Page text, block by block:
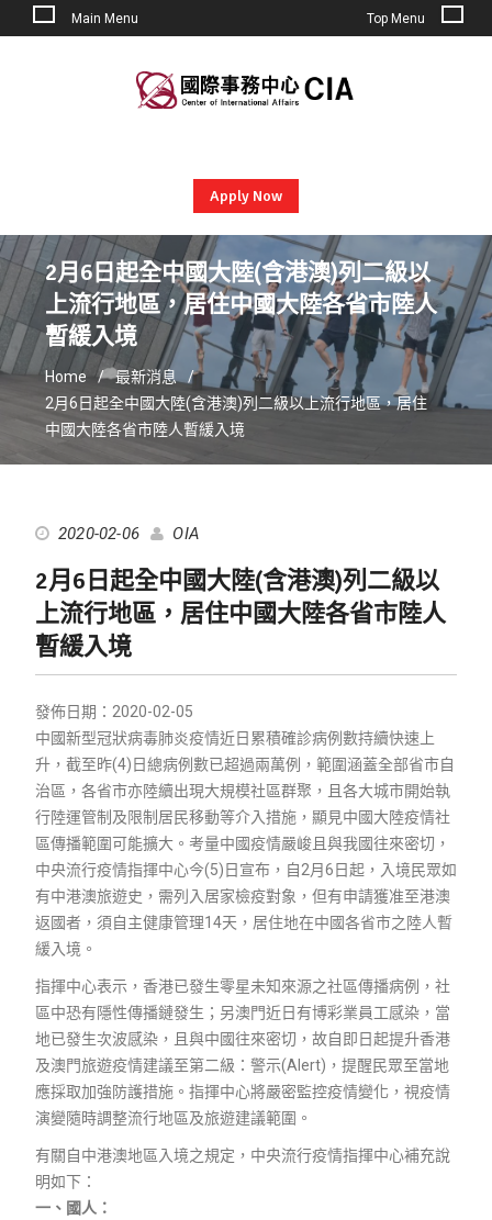
Main Menu Top Menu
Apply Now
2月6日起全中國大陸(含港澳)列二級以
上流行地區，居住中國大陸各省市陸人
暫緩入境
Home
最新消息
2月6日起全中國大陸(含港澳)列二級以上流行地區，居住
中國大陸各省市陸人暫緩入境
2020-02-06 OIA
2月6日起全中國大陸(含港澳)列二級以
上流行地區，居住中國大陸各省市陸人
暫緩入境
發佈日期：2020-02-05
中國新型冠狀病毒肺炎疫情近日累積確診病例數持續快速上
升，截至昨(4)日總病例數已超過兩萬例，範圍涵蓋全部省市自
治區，各省市亦陸續出現大規模社區群聚，且各大城市開始執
行陸運管制及限制居民移動等介入措施，顯見中國大陸疫情社
區傳播範圍可能擴大。考量中國疫情嚴峻且與我國往來密切，
中央流行疫情指揮中心今(5)日宣布，自2月6日起，入境民眾如
有中港澳旅遊史，需列入居家檢疫對象，但有申請獲准至港澳
返國者，須自主健康管理14天，居住地在中國各省市之陸人暫
緩入境。
指揮中心表示，香港已發生零星未知來源之社區傳播病例，社
區中恐有隱性傳播鏈發生；另澳門近日有博彩業員工感染，當
地已發生次波感染，且與中國往來密切，故自即日起提升香港
及澳門旅遊疫情建議至第二級：警示(Alert)，提醒民眾至當地
應採取加強防護措施。指揮中心將嚴密監控疫情變化，視疫情
演變隨時調整流行地區及旅遊建議範圍。
有關自中港澳地區入境之規定，中央流行疫情指揮中心補充說
明如下：
一、國人：